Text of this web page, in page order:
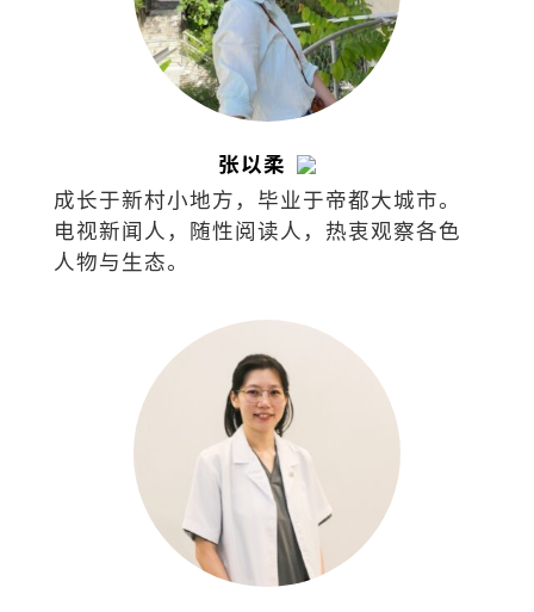
张以柔
成长于新村小地方，毕业于帝都大城市。
电视新闻人，随性阅读人，热衷观察各色
人物与生态。